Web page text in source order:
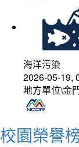
海洋污染
2026-05-19,
地方單位\金
校園榮譽